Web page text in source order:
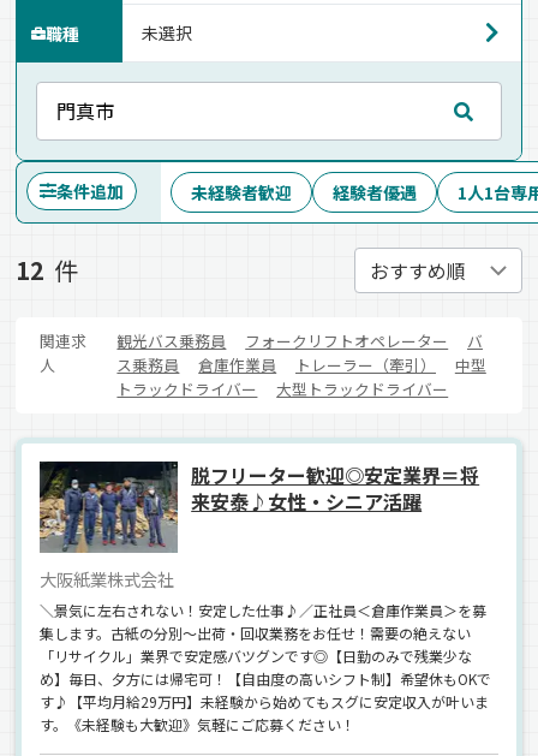
職種
条件追加 未経験者歓迎 経験者優遇 1人1台専
12 件
関連求
人
観光バス乗務員 フォークリフトオペレーター
バ
ス乗務員
倉庫作業員 トレーラー（牽引）
中型
トラックドライバー
大型トラックドライバー
脱フリーター歓迎◎安定業界＝将
来安泰♪女性・シニア活躍
大阪紙業株式会社
＼景気に左右されない！安定した仕事♪／正社員＜倉庫作業員＞を募
集します。古紙の分別～出荷・回収業務をお任せ！需要の絶えない
「リサイクル」業界で安定感バツグンです◎【日勤のみで残業少な
め】毎日、夕方には帰宅可！【自由度の高いシフト制】希望休もOKで
す♪【平均月給29万円】未経験から始めてもスグに安定収入が叶いま
す。《未経験も大歓迎》気軽にご応募ください！